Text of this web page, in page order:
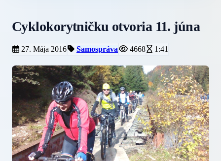
Cyklokorytničku otvoria 11. júna
27. Mája 2016 Samospráva 4668 1:41